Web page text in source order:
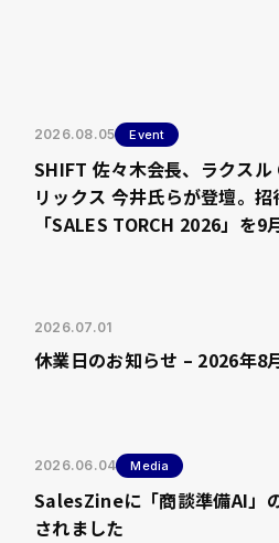
2026.08.05 Event
SHIFT 佐々木会長、ラクスル
リックス 今井氏らが登壇。
「SALES TORCH 2026」を9
2026.07.01
休業日のお知らせ – 2026年8
2026.06.04 Media
SalesZineに「商談準備AI」
されました